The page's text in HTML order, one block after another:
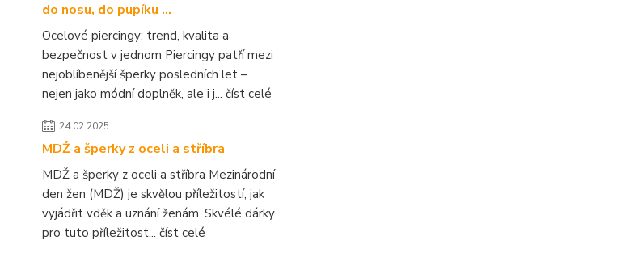
do nosu, do pupíku ...
Ocelové piercingy: trend, kvalita a
bezpečnost v jednom Piercingy patří mezi
nejoblíbenější šperky posledních let –
nejen jako módní doplněk, ale i j... číst celé
24.02.2025
MDŽ a šperky z oceli a stříbra
MDŽ a šperky z oceli a stříbra Mezinárodní
den žen (MDŽ) je skvělou příležitostí, jak
vyjádřit vděk a uznání ženám. Skvélé dárky
pro tuto příležitost... číst celé